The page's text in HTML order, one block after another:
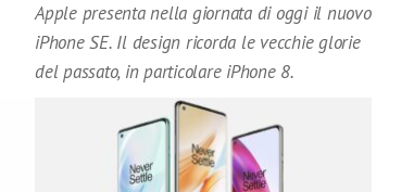
Apple presenta nella giornata di oggi il nuovo
iPhone SE. Il design ricorda le vecchie glorie
del passato, in particolare iPhone 8.